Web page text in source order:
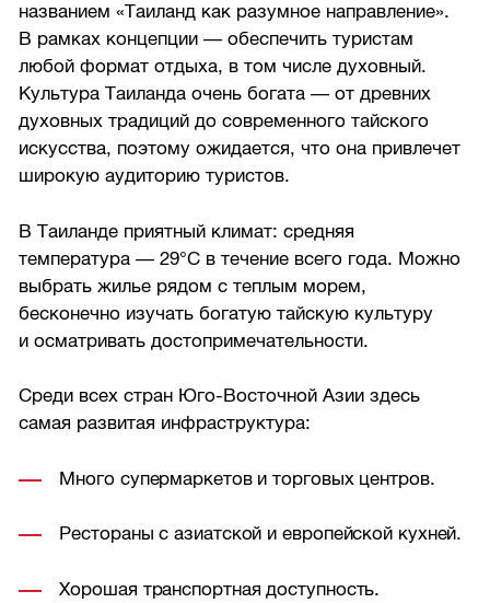
названием «Таиланд как разумное направление».
В рамках концепции — обеспечить туристам
любой формат отдыха, в том числе духовный.
Культура Таиланда очень богата — от древних
духовных традиций до современного тайского
искусства, поэтому ожидается, что она привлечет
широкую аудиторию туристов.
В Таиланде приятный климат: средняя
температура — 29°С в течение всего года. Можно
выбрать жилье рядом с теплым морем,
бесконечно изучать богатую тайскую культуру
и осматривать достопримечательности.
Среди всех стран Юго-Восточной Азии здесь
самая развитая инфраструктура:
Много супермаркетов и торговых центров.
Рестораны с азиатской и европейской кухней.
Хорошая транспортная доступность.